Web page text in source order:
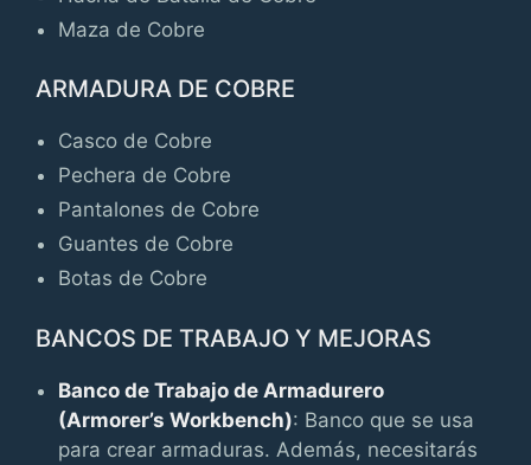
Maza de Cobre
ARMADURA DE COBRE
Casco de Cobre
Pechera de Cobre
Pantalones de Cobre
Guantes de Cobre
Botas de Cobre
BANCOS DE TRABAJO Y MEJORAS
Banco de Trabajo de Armadurero
(Armorer’s Workbench): Banco que se usa
para crear armaduras. Además, necesitarás